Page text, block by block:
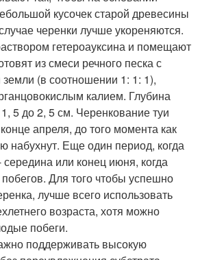
кусочек старой древесины
черенки лучше укореняются.
гетероауксина и помещают
из смеси речного песка с
(в соотношении 1: 1: 1),
калием. Глубина
5 до 2, 5 см. Черенкование туи
апреля, до того момента как
набухнут. Еще один период, когда
или конец июня, когда
побегов. Для того чтобы успешно
лучше всего использовать
возраста, хотя можно
побеги.
поддерживать высокую